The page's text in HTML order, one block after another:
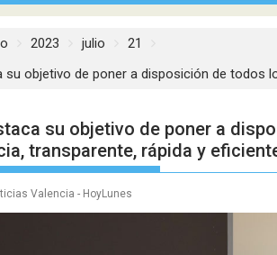
2023 julio
21
su objetivo de poner a disposición de todos
su objetivo de poner a
transparente, rápida y
Valencia - HoyLunes